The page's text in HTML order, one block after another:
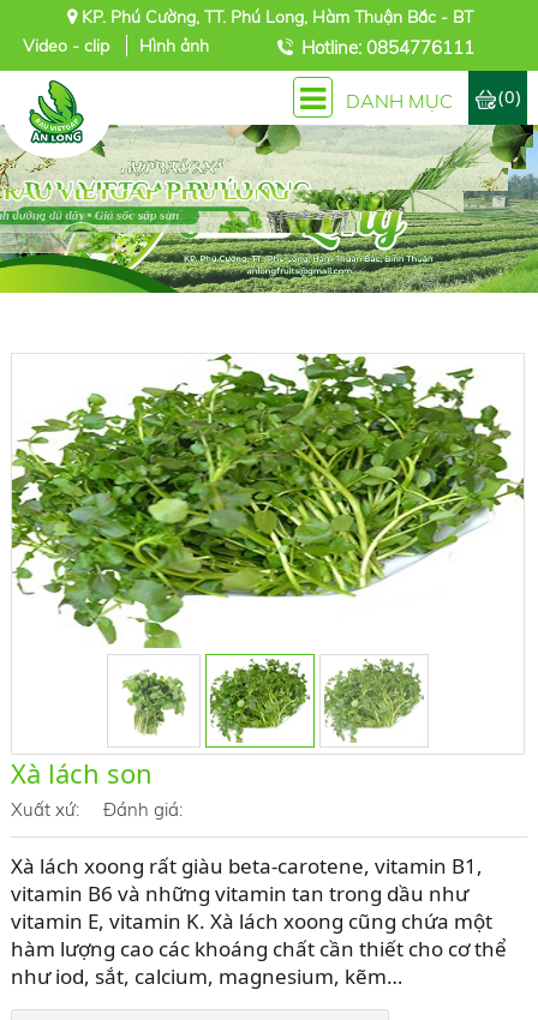
KP. Phú Cường, TT. Phú Long, Hàm Thuận Bắc - BT
Video - clip
Hình ảnh Hotline: 0854776111
(0)
DANH MỤC
Xà lách son
Xuất xứ: Đánh giá:
Xà lách xoong rất giàu beta-carotene, vitamin B1,
vitamin B6 và những vitamin tan trong dầu như
vitamin E, vitamin K. Xà lách xoong cũng chứa một
hàm lượng cao các khoáng chất cần thiết cho cơ thể
như iod, sắt, calcium, magnesium, kẽm…